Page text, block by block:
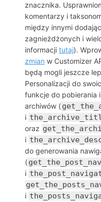
znacznika.
komentarzy i
między innymi
zagnieżdżonych i
informacji tutaj).
zmian w Customizer
będą mogli jeszcze
Personalizacji do
funkcje do pobierania
archiwów (
i
oraz
i
do generowania
(
i
i